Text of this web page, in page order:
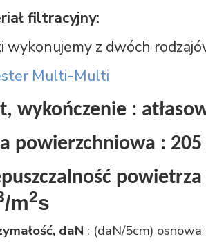
filtracyjny:
wykonujemy z dwóch
Multi-Multi
wykończenie :
powierzchniowa : 205
/m2s
daN : (daN/5cm)